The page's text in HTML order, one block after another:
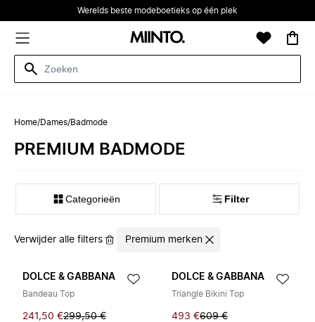
Werelds beste modeboetieks op één plek
Home/Dames/Badmode
PREMIUM BADMODE
Categorieën Filter
Verwijder alle filters Premium merken
DOLCE & GABBANA
Bandeau Top
241,50 €299,50 €
DOLCE & GABBANA
Triangle Bikini Top
493 €609 €